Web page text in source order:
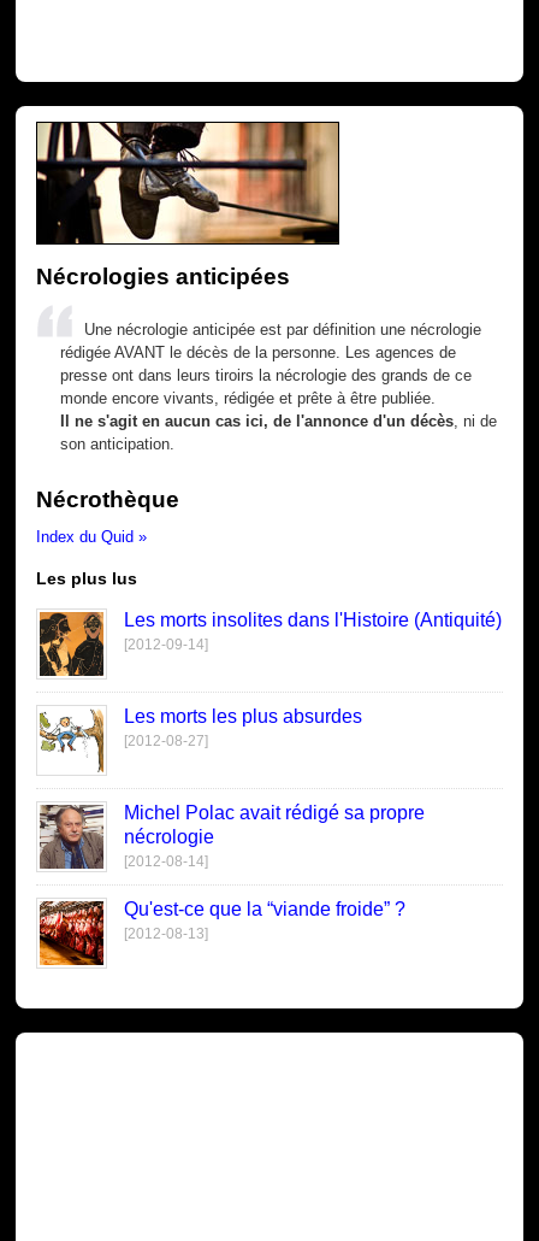
Nécrologies anticipées
Une nécrologie anticipée est par définition une nécrologie
rédigée AVANT le décès de la personne. Les agences de
presse ont dans leurs tiroirs la nécrologie des grands de ce
monde encore vivants, rédigée et prête à être publiée.
Il ne s'agit en aucun cas ici, de l'annonce d'un décès , ni de
son anticipation.
Nécrothèque
Index du Quid »
Les plus lus
Les morts insolites dans l'Histoire (Antiquité)
[2012-09-14]
Les morts les plus absurdes
[2012-08-27]
Michel Polac avait rédigé sa propre
nécrologie
[2012-08-14]
Qu'est-ce que la “viande froide” ?
[2012-08-13]